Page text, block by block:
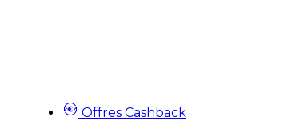
Offres Cashback